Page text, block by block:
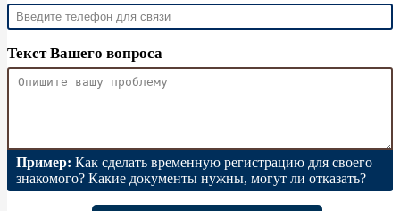
Текст Вашего вопроса
Пример: Как сделать временную регистрацию для своего
знакомого? Какие документы нужны, могут ли отказать?